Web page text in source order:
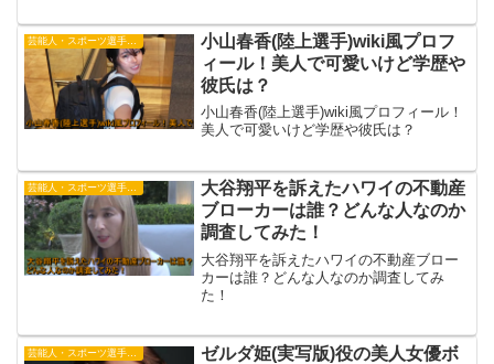
小山春香(陸上選手)wiki風プロフ
ィール！美人で可愛いけど学歴や
彼氏は？
小山春香(陸上選手)wiki風プロフィール！
美人で可愛いけど学歴や彼氏は？
芸能人・スポーツ選手・有名人
大谷翔平を訴えたハワイの不動産
ブローカーは誰？どんな人なのか
調査してみた！
大谷翔平を訴えたハワイの不動産ブロー
カーは誰？どんな人なのか調査してみ
た！
ゼルダ姫(実写版)役の美人女優ボ